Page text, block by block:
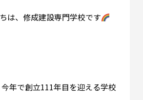
は、修成建設専門学校です
年で創立111年目を迎える学校